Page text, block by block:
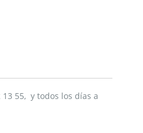
55, y todos los días a